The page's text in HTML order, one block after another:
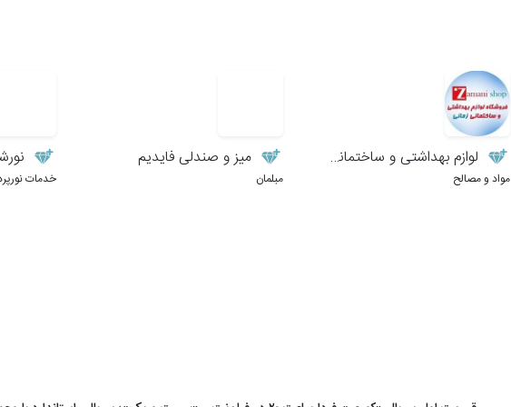
لوازم بهداشتی و ساختمانی زمانی
مواد و مصالح
میز و صندلی فایدیم
مبلمان خدمات